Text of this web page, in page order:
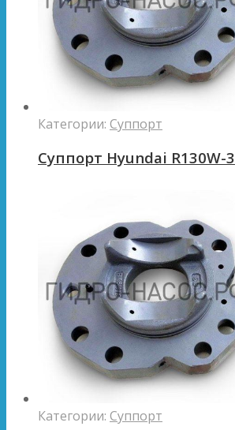
Категории: Суппорт
Суппорт Hyundai R130W-3
Категории: Суппорт